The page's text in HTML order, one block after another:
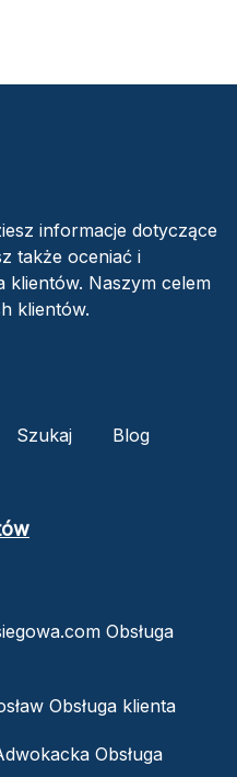
informacje dotyczące
także oceniać i
klientów. Naszym celem
klientów.
Szukaj
Blog
Obsługa
Obsługa klienta
Obsługa